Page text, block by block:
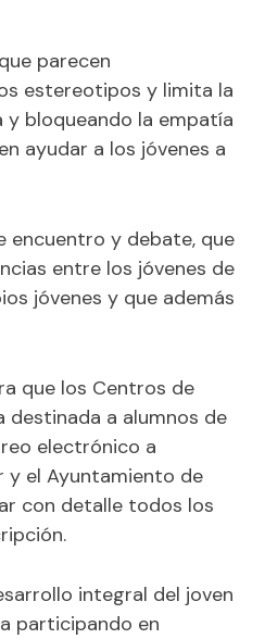
parecen
estereotipos y limita la
y bloqueando la empatía
ayudar a los jóvenes a
encuentro y debate, que
entre los jóvenes de
jóvenes y que además
que los Centros de
destinada a alumnos de
electrónico a
y el Ayuntamiento de
con detalle todos los
integral del joven
participando en